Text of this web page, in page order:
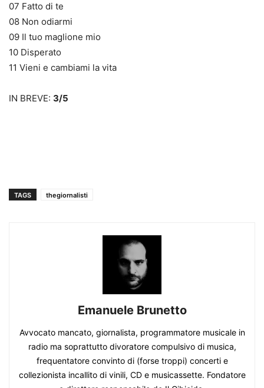
07 Fatto di te
08 Non odiarmi
09 Il tuo maglione mio
10 Disperato
11 Vieni e cambiami la vita
IN BREVE: 3/5
TAGS thegiornalisti
Emanuele Brunetto
Avvocato mancato, giornalista, programmatore musicale in
radio ma soprattutto divoratore compulsivo di musica,
frequentatore convinto di (forse troppi) concerti e
collezionista incallito di vinili, CD e musicassette. Fondatore